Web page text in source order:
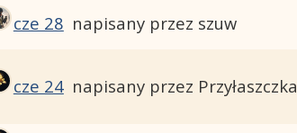
cze 28 napisany przez szuw
cze 24 napisany przez Przyłaszczka